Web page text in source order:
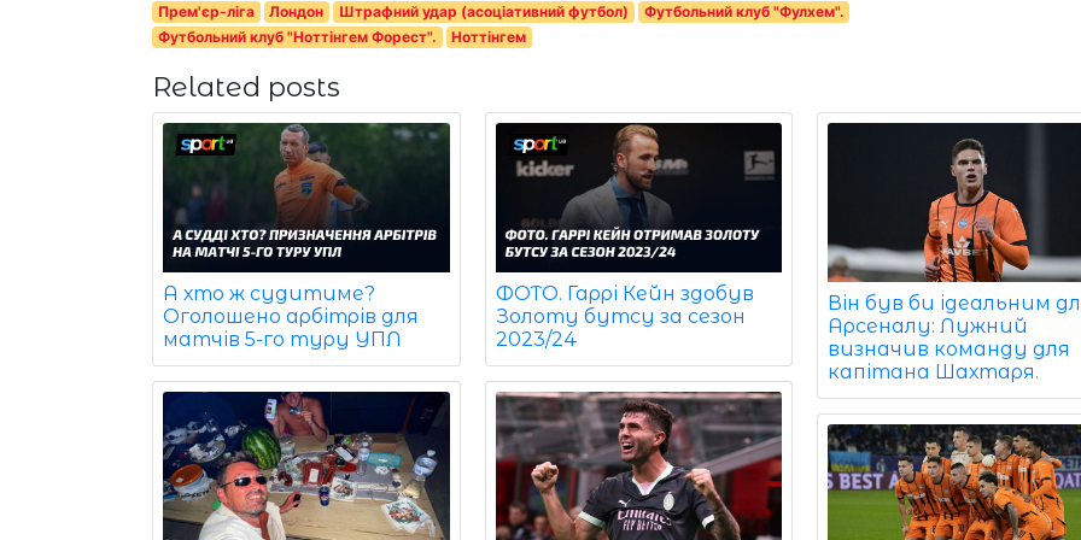
Прем'єр-ліга Лондон Штрафний удар (асоціативний футбол)
Футбольний клуб "Фулхем".
Футбольний клуб "Ноттінгем Форест".
Ноттінгем
Related posts
А хто ж судитиме?
Оголошено арбітрів для
матчів 5-го туру УПЛ
ФОТО. Гаррі Кейн здобув
Золоту бутсу за сезон
2023/24
Він був би ідеальним
Арсеналу: Лужний
визначив команду для
капітана Шахтаря.